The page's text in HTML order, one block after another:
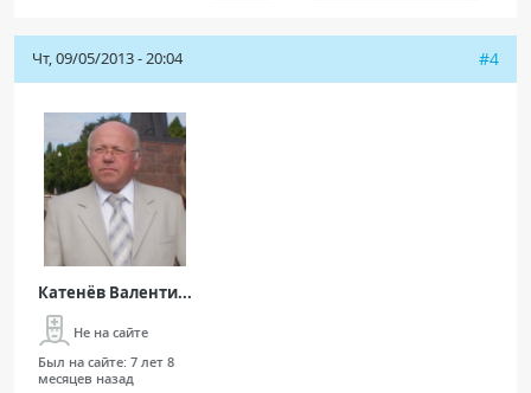
Чт, 09/05/2013 - 20:04 #4
Катенёв Валенти...
Не на сайте
Был на сайте: 7 лет 8
месяцев назад